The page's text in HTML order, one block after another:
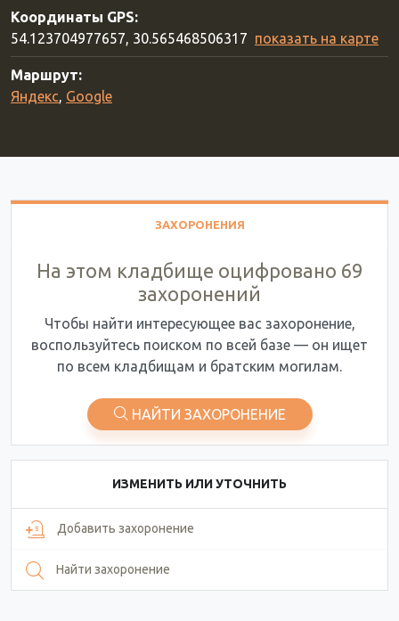
Координаты GPS:
54.123704977657, 30.565468506317 показать на карте
Маршрут:
Яндекс, Google
ЗАХОРОНЕНИЯ
На этом кладбище оцифровано 69
захоронений
Чтобы найти интересующее вас захоронение,
воспользуйтесь поиском по всей базе — он ищет
по всем кладбищам и братским могилам.
НАЙТИ ЗАХОРОНЕНИЕ
ИЗМЕНИТЬ ИЛИ УТОЧНИТЬ
Добавить захоронение
Найти захоронение